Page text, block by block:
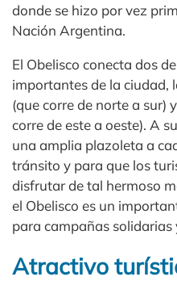
donde se hizo por vez
Nación Argentina.
El Obelisco conecta dos
importantes de la ciudad,
(que corre de norte a sur)
corre de este a oeste). A
una amplia plazoleta a
tránsito y para que los
disfrutar de tal hermoso
el Obelisco es un
para campañas solidarias
Atractivo